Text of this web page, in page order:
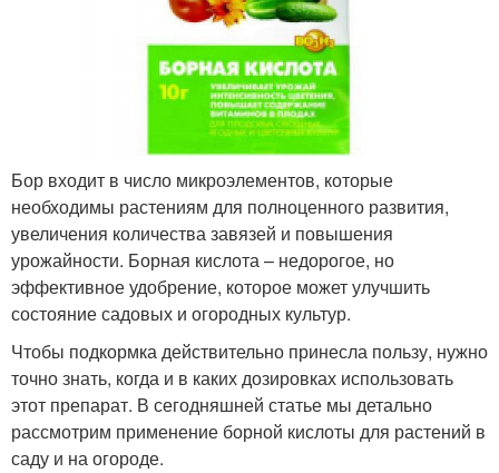
Бор входит в число микроэлементов, которые
необходимы растениям для полноценного развития,
увеличения количества завязей и повышения
урожайности. Борная кислота – недорогое, но
эффективное удобрение, которое может улучшить
состояние садовых и огородных культур.
Чтобы подкормка действительно принесла пользу, нужно
точно знать, когда и в каких дозировках использовать
этот препарат. В сегодняшней статье мы детально
рассмотрим применение борной кислоты для растений в
саду и на огороде.